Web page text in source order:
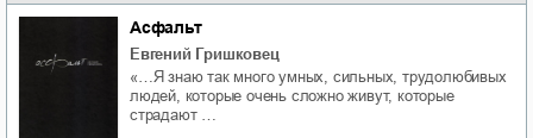
Асфальт
Евгений Гришковец
«…Я знаю так много умных, сильных, трудолюбивых
людей, которые очень сложно живут, которые
страдают …